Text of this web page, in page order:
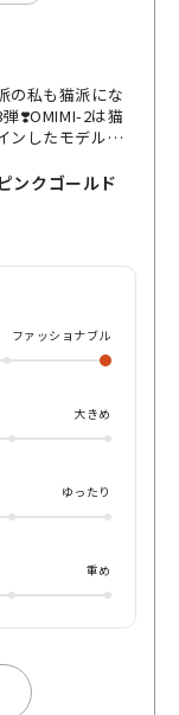
の私も猫派にな
❣️OMIMI-2は猫
ンしたモデルで
リアカラーで
イントに取り
ンクゴールド
ファッショナブル
大きめ
ゆったり
重め